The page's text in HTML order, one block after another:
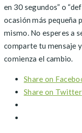
en 30 segundos” o
ocasión más pequeña
mismo. No esperes a
comparte tu mensaje
comienza el cambio.
Share on
Share on Twitter